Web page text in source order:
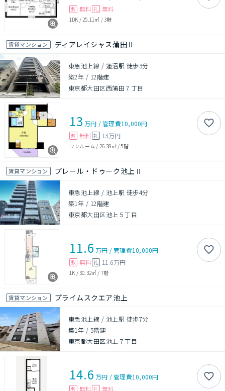
敷 無料 礼 無料
1DK / 25.11㎡ /3階
賃貸マンション ディアレイシャス蒲田Ⅱ
東急池上線 / 蓮沼駅 徒歩3分
築2年 / 12階建
東京都大田区西蒲田７丁目
13 万円 /管理費10,000円
敷 無料 礼 13万円
ワンルーム / 26.38㎡/5階
賃貸マンション プレール・ドゥーク池上Ⅱ
東急池上線 / 池上駅 徒歩4分
築1年 / 12階建
東京都大田区池上５丁目
11.6 万円 /管理費10,000円
敷 無料 礼 11.6万円
1K /30.32㎡ / 7階
賃貸マンション プライムスクエア池上
東急池上線 / 池上駅 徒歩7分
築1年 / 5階建
東京都大田区池上７丁目
14.6 万円 /管理費10,000円
敷 無料 礼 無料